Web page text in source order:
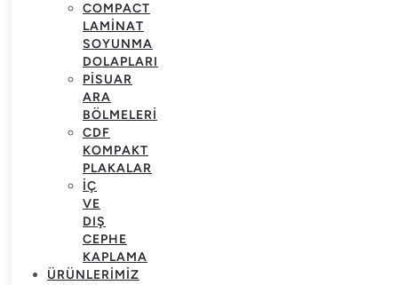
COMPACT
LAMINAT
SOYUNMA
DOLAPLARI
PISUAR
ARA
BÖLMELERI
CDF
KOMPAKT
PLAKALAR
İÇ
VE
DIŞ
CEPHE
KAPLAMA
ÜRÜNLERIMIZ